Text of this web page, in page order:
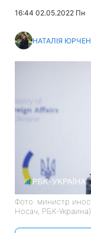
16:44 02.05.2022 Пн
НАТАЛІЯ
Фото: министр
Носач, РБК-Украина)